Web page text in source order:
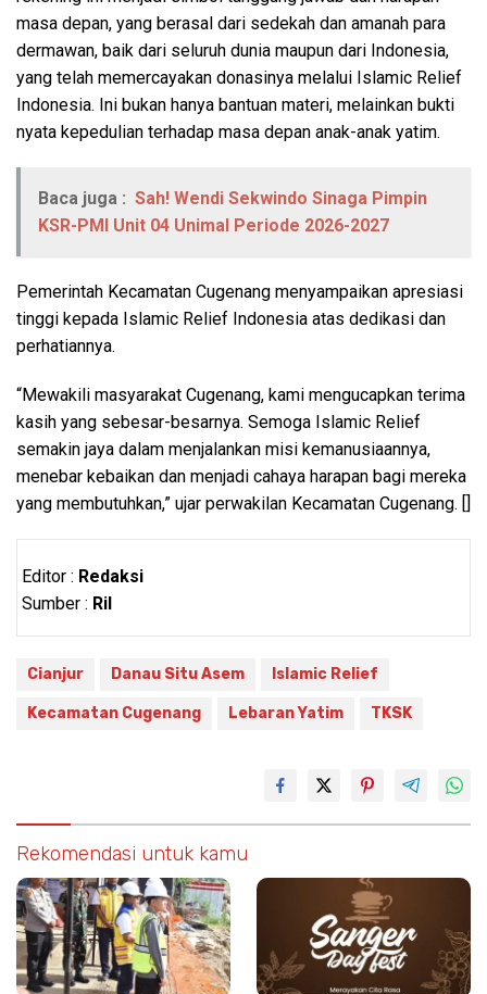
masa depan, yang berasal dari sedekah dan amanah para
dermawan, baik dari seluruh dunia maupun dari Indonesia,
yang telah memercayakan donasinya melalui Islamic Relief
Indonesia. Ini bukan hanya bantuan materi, melainkan bukti
nyata kepedulian terhadap masa depan anak-anak yatim.
Baca juga : Sah! Wendi Sekwindo Sinaga Pimpin
KSR-PMI Unit 04 Unimal Periode 2026-2027
Pemerintah Kecamatan Cugenang menyampaikan apresiasi
tinggi kepada Islamic Relief Indonesia atas dedikasi dan
perhatiannya.
“Mewakili masyarakat Cugenang, kami mengucapkan terima
kasih yang sebesar-besarnya. Semoga Islamic Relief
semakin jaya dalam menjalankan misi kemanusiaannya,
menebar kebaikan dan menjadi cahaya harapan bagi mereka
yang membutuhkan,” ujar perwakilan Kecamatan Cugenang. []
Editor : Redaksi
Sumber : Ril
Cianjur Danau Situ Asem Islamic Relief
Kecamatan Cugenang Lebaran Yatim TKSK
Rekomendasi untuk kamu